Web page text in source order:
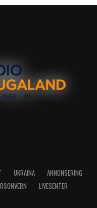
UKRAINA
ANNONSERING
LIVESENTER